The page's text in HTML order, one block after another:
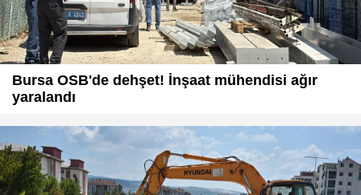
Bursa OSB'de dehşet! İnşaat mühendisi ağır
yaralandı